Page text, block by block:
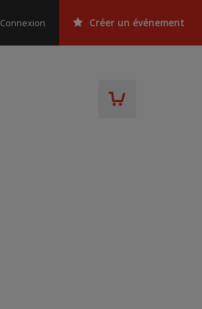
Connexion Créer un événement